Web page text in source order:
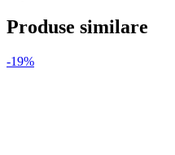
Produse similare
-19%